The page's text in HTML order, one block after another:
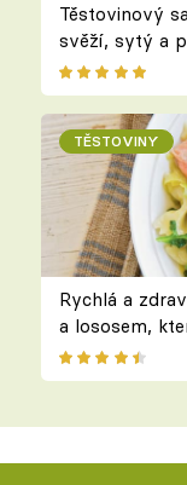
Těstovinový
svěží, sytý a
TĚSTOVINY
Rychlá a
a lososem,